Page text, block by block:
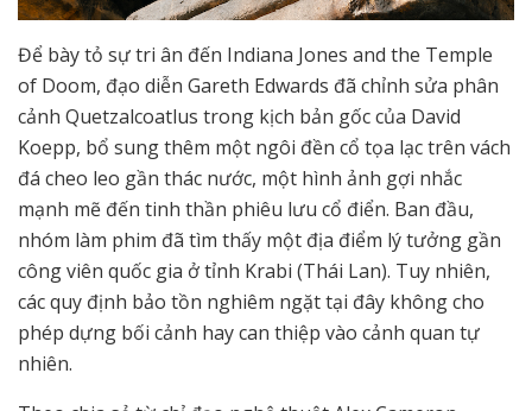
Để bày tỏ sự tri ân đến Indiana Jones and the Temple
of Doom, đạo diễn Gareth Edwards đã chỉnh sửa phân
cảnh Quetzalcoatlus trong kịch bản gốc của David
Koepp, bổ sung thêm một ngôi đền cổ tọa lạc trên vách
đá cheo leo gần thác nước, một hình ảnh gợi nhắc
mạnh mẽ đến tinh thần phiêu lưu cổ điển. Ban đầu,
nhóm làm phim đã tìm thấy một địa điểm lý tưởng gần
công viên quốc gia ở tỉnh Krabi (Thái Lan). Tuy nhiên,
các quy định bảo tồn nghiêm ngặt tại đây không cho
phép dựng bối cảnh hay can thiệp vào cảnh quan tự
nhiên.